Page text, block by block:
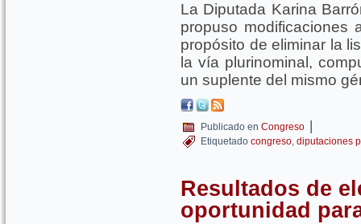
La Diputada Karina
propuso
propósito de eliminar la
la vía plurinominal,
un suplente del mismo
Publicado en Congreso |
Etiquetado congreso, diputaciones
Resultados de
oportunidad